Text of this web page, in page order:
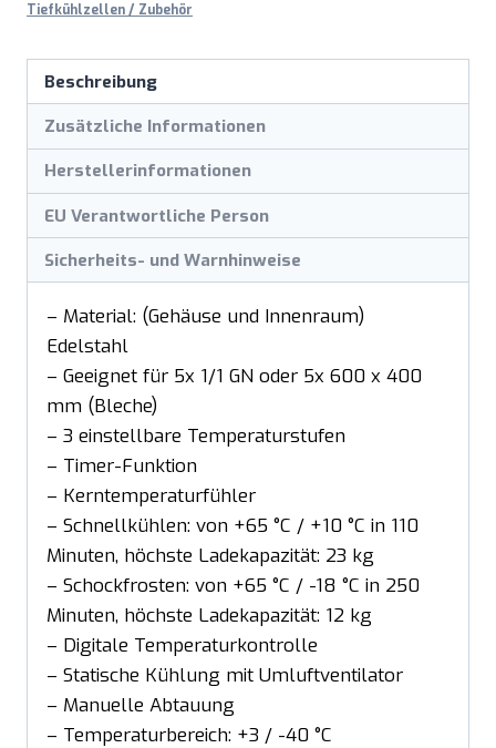
Tiefkühlzellen / Zubehör
Beschreibung
Zusätzliche Informationen
Herstellerinformationen
EU Verantwortliche Person
Sicherheits- und Warnhinweise
– Material: (Gehäuse und Innenraum)
Edelstahl
– Geeignet für 5x 1/1 GN oder 5x 600 x 400
mm (Bleche)
– 3 einstellbare Temperaturstufen
– Timer-Funktion
– Kerntemperaturfühler
– Schnellkühlen: von +65 °C / +10 °C in 110
Minuten, höchste Ladekapazität: 23 kg
– Schockfrosten: von +65 °C / -18 °C in 250
Minuten, höchste Ladekapazität: 12 kg
– Digitale Temperaturkontrolle
– Statische Kühlung mit Umluftventilator
– Manuelle Abtauung
– Temperaturbereich: +3 / -40 °C